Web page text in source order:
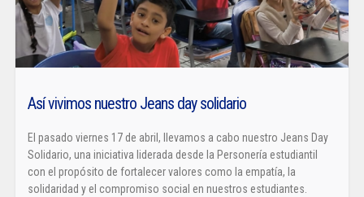
Así vivimos nuestro Jeans day solidario
El pasado viernes 17 de abril, llevamos a cabo nuestro Jeans Day
Solidario, una iniciativa liderada desde la Personería estudiantil
con el propósito de fortalecer valores como la empatía, la
solidaridad y el compromiso social en nuestros estudiantes.